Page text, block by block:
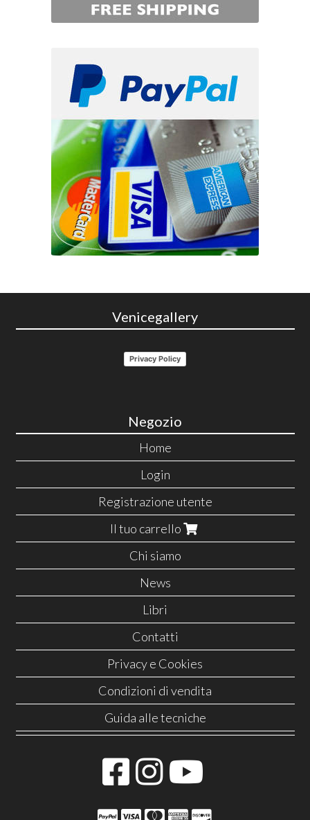
Venicegallery
Privacy Policy
Negozio
Home
Login
Registrazione utente
Il tuo carrello
Chi siamo
News
Libri
Contatti
Privacy e Cookies
Condizioni di vendita
Guida alle tecniche